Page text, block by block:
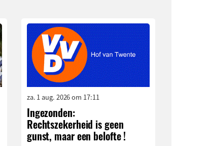
za. 1 aug. 2026 om 17:11
Ingezonden:
Rechtszekerheid is geen
gunst, maar een belofte !